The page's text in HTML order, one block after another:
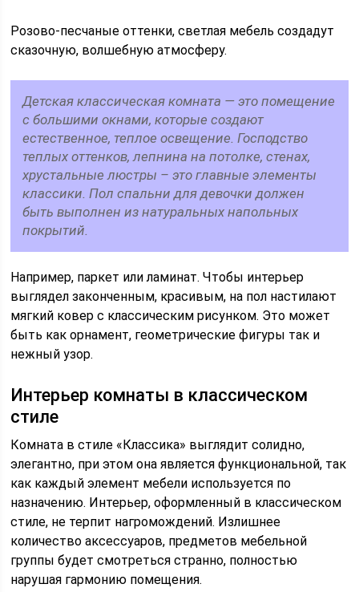
Розово-песчаные оттенки, светлая мебель создадут
сказочную, волшебную атмосферу.
Детская классическая комната — это помещение
с большими окнами, которые создают
естественное, теплое освещение. Господство
теплых оттенков, лепнина на потолке, стенах,
хрустальные люстры – это главные элементы
классики. Пол спальни для девочки должен
быть выполнен из натуральных напольных
покрытий.
Например, паркет или ламинат. Чтобы интерьер
выглядел законченным, красивым, на пол настилают
мягкий ковер с классическим рисунком. Это может
быть как орнамент, геометрические фигуры так и
нежный узор.
Интерьер комнаты в классическом
стиле
Комната в стиле «Классика» выглядит солидно,
элегантно, при этом она является функциональной, так
как каждый элемент мебели используется по
назначению. Интерьер, оформленный в классическом
стиле, не терпит нагромождений. Излишнее
количество аксессуаров, предметов мебельной
группы будет смотреться странно, полностью
нарушая гармонию помещения.